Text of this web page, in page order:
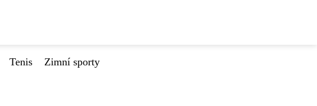
Tenis Zimní sporty